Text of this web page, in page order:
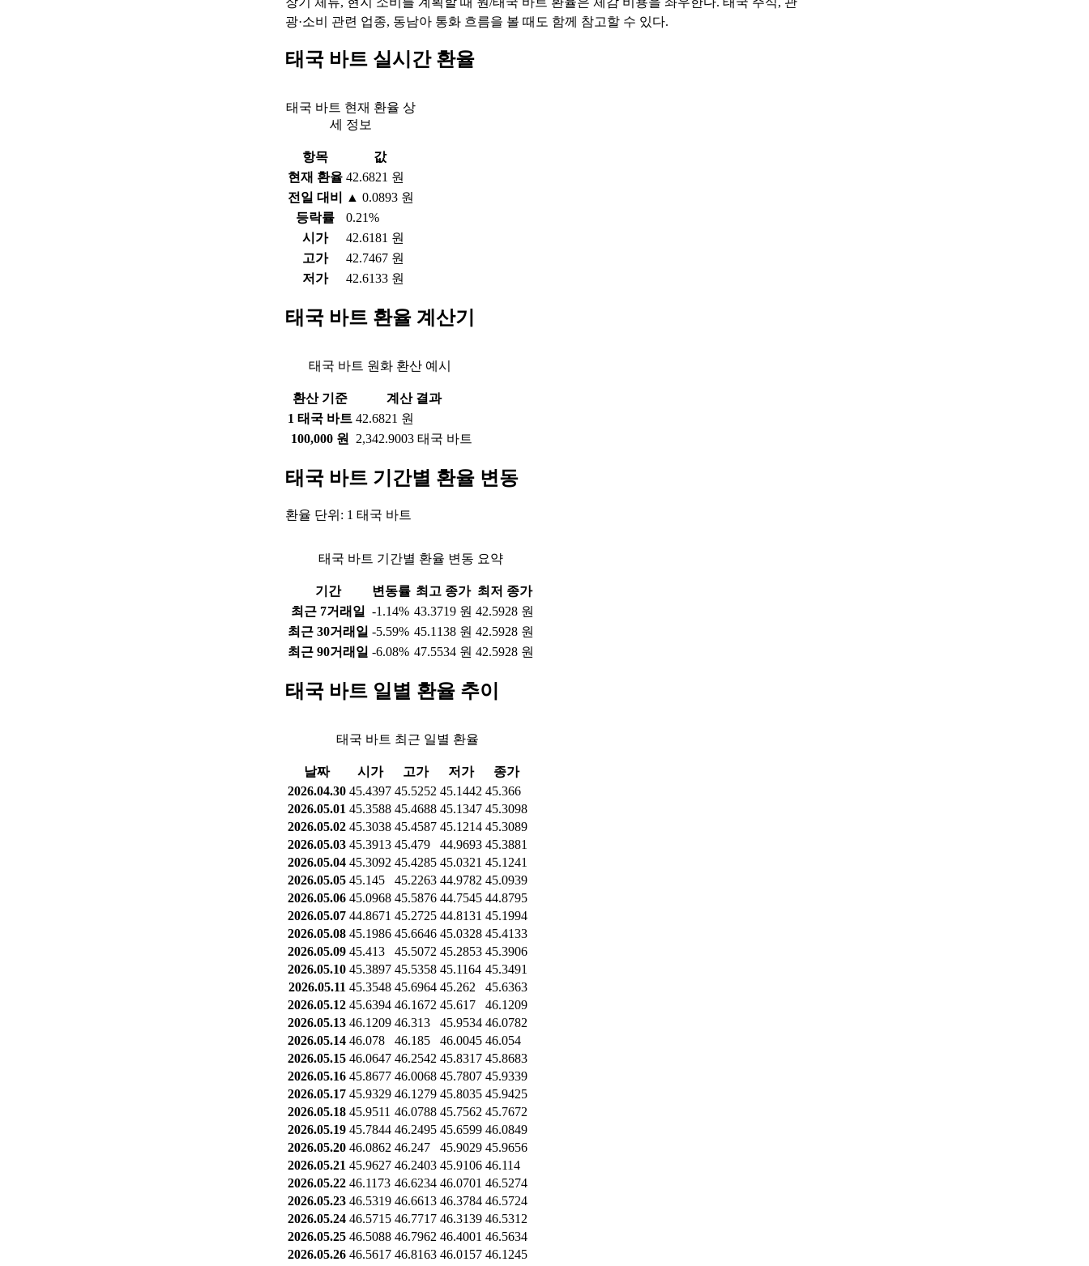
광·소비 관련 업종, 동남아 통화 흐름을 볼 때도 함께 참고할 수 있다.
태국 바트 실시간 환율
태국 바트 현재 환율 상
세 정보
항목
값
현재 환율 42.6821 원
전일 대비
▲ 0.0893 원
등락률
0.21%
시가
42.6181 원
고가
42.7467 원
저가
42.6133 원
태국 바트 환율 계산기
태국 바트 원화 환산 예시
환산 기준
계산 결과
1 태국 바트 42.6821 원
100,000 원
2,342.9003 태국 바트
태국 바트 기간별 환율 변동
환율 단위: 1 태국 바트
태국 바트 기간별 환율 변동 요약
기간 변동률 최고 종가 최저 종가
최근 7거래일
-1.14% 43.3719 원 42.5928 원
최근 30거래일 -5.59% 45.1138 원 42.5928 원
최근 90거래일 -6.08% 47.5534 원 42.5928 원
태국 바트 일별 환율 추이
태국 바트 최근 일별 환율
날짜 시가 고가 저가
종가
2026.04.30 45.4397 45.5252 45.1442 45.366
2026.05.01 45.3588 45.4688 45.1347 45.3098
2026.05.02 45.3038 45.4587 45.1214 45.3089
2026.05.03 45.3913 45.479 44.9693 45.3881
2026.05.04 45.3092 45.4285 45.0321 45.1241
2026.05.05 45.145 45.2263 44.9782 45.0939
2026.05.06 45.0968 45.5876 44.7545 44.8795
2026.05.07 44.8671 45.2725 44.8131 45.1994
2026.05.08 45.1986 45.6646 45.0328 45.4133
2026.05.09 45.413 45.5072 45.2853 45.3906
2026.05.10 45.3897 45.5358 45.1164 45.3491
2026.05.11 45.3548 45.6964 45.262
45.6363
2026.05.12 45.6394 46.1672 45.617
46.1209
2026.05.13 46.1209 46.313 45.9534 46.0782
2026.05.14 46.078 46.185 46.0045 46.054
2026.05.15 46.0647 46.2542 45.8317 45.8683
2026.05.16 45.8677 46.0068 45.7807 45.9339
2026.05.17 45.9329 46.1279 45.8035 45.9425
2026.05.18 45.9511 46.0788 45.7562 45.7672
2026.05.19 45.7844 46.2495 45.6599 46.0849
2026.05.20 46.0862 46.247 45.9029 45.9656
2026.05.21 45.9627 46.2403 45.9106 46.114
2026.05.22 46.1173 46.6234 46.0701 46.5274
2026.05.23 46.5319 46.6613 46.3784 46.5724
2026.05.24 46.5715 46.7717 46.3139 46.5312
2026.05.25 46.5088 46.7962 46.4001 46.5634
2026.05.26 46.5617 46.8163 46.0157 46.1245